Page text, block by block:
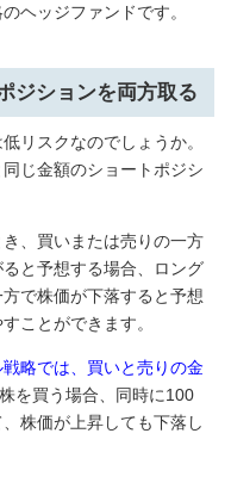
ヘッジファンドです。
ジションを両方取る
リスクなのでしょうか。
じ金額のショートポジシ
、買いまたは売りの一方
と予想する場合、ロング
で株価が下落すると予想
ことができます。
略では、買いと売りの金
を買う場合、同時に100
株価が上昇しても下落し